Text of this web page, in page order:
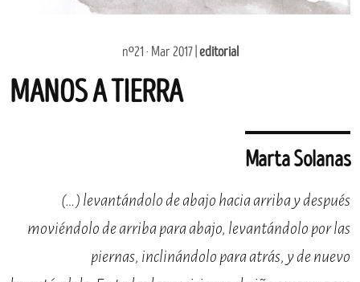
nº21 · Mar 2017 | editorial
MANOS A TIERRA
Marta Solanas
(…) levantándolo de abajo hacia arriba y después
moviéndolo de arriba para abajo, levantándolo por las
piernas, inclinándolo para atrás, y de nuevo